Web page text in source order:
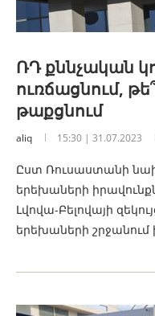
ՌԴ քննչական
ուռճացնում,
թաքցնում
aliq 15:30 | 31.07.2023
Ըստ Ռուսաստանի
երեխաների
Լվովա-Բելովայի
երեխաների